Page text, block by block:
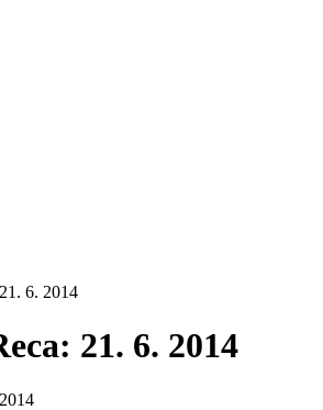
6. 2014
21. 6. 2014